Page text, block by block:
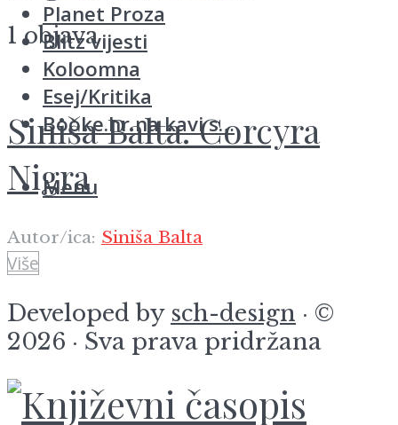
Planet Proza
Blitz vijesti
Koloomna
Esej/Kritika
Booke.hr na kavi s…
Menu
1 objava
Siniša Balta.Corcyra
Nigra
Autor/ica: Siniša Balta
Više
Developed by sch-design · ©
2026 · Sva prava pridržana